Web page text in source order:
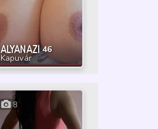
ALYANAZI46
Kapuvár
8